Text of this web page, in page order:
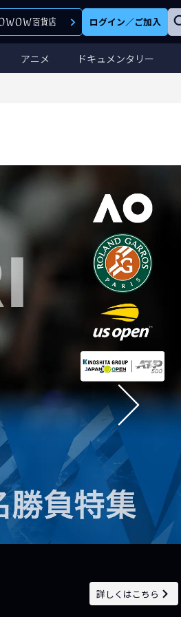
ログイン／ご加入
アニメ ドキュメンタリー
詳しくはこちら